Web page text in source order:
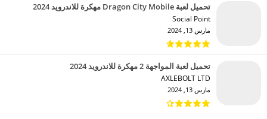
تحميل لعبة Dragon City Mobile مهكرة للاندرويد 2024
Social Point‏
مارس 13, 2024
تحميل لعبة المواجهة 2 مهكرة للاندرويد 2024
AXLEBOLT LTD‏
مارس 13, 2024